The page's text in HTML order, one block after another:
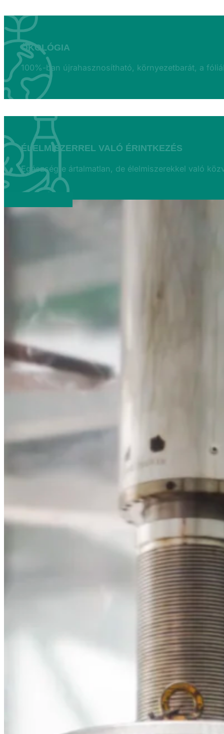
ÖKOLÓGIA
100%-ban újrahasznosítható, környezetbarát, a
ÉLELMISZERREL VALÓ ÉRINTKEZÉS
Egészségre ártalmatlan, de élelmiszerekkel való